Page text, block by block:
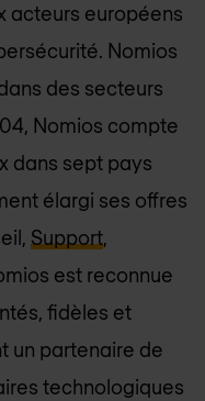
acteurs européens
Nomios
des secteurs
Nomios compte
dans sept pays
élargi ses offres
Support,
est reconnue
fidèles et
un partenaire de
technologiques